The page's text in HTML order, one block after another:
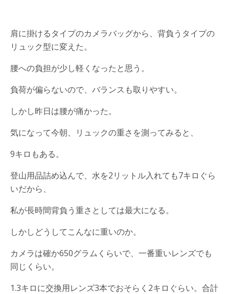
肩に掛けるタイプのカメラバッグから、背負うタイプの
リュック型に変えた。
腰への負担が少し軽くなったと思う。
負荷が偏らないので、バランスも取りやすい。
しかし昨日は腰が痛かった。
気になって今朝、リュックの重さを測ってみると、
9キロもある。
登山用品詰め込んで、水を2リットル入れても7キロぐら
いだから、
私が長時間背負う重さとしては最大になる。
しかしどうしてこんなに重いのか。
カメラは確か650グラムくらいで、一番重いレンズでも
同じくらい。
1.3キロに交換用レンズ3本でおそらく2キロぐらい。合計